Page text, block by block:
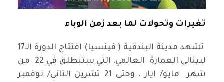
تغيرات وتحولات لما بعد زمن الوباء
تشهد مدينة البندقية ( فينسيا) افتتاح الدورة الـ17
لبينالى العمارة العالمي، التي ستنطلق في 22 من
شهر مايو/ ايار ، وحتى 21 تشرين الثاني/ نوفمبر